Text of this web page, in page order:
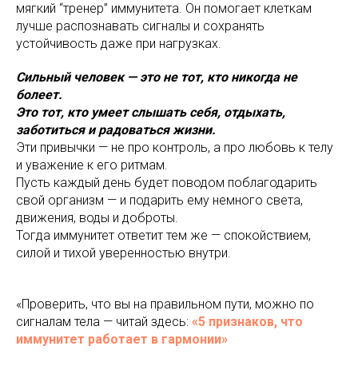
мягкий “тренер” иммунитета. Он помогает клеткам
лучше распознавать сигналы и сохранять
устойчивость даже при нагрузках.
Сильный человек — это не тот, кто никогда не
болеет.
Это тот, кто умеет слышать себя, отдыхать,
заботиться и радоваться жизни.
Эти привычки — не про контроль, а про любовь к телу
и уважение к его ритмам.
Пусть каждый день будет поводом поблагодарить
свой организм — и подарить ему немного света,
движения, воды и доброты.
Тогда иммунитет ответит тем же — спокойствием,
силой и тихой уверенностью внутри.
«Проверить, что вы на правильном пути, можно по
сигналам тела — читай здесь: «5 признаков, что
иммунитет работает в гармонии»